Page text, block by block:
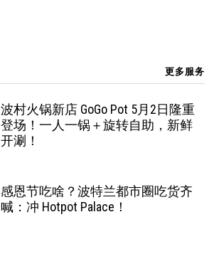
更多服务
波村火锅新店 GoGo Pot 5月2日隆重
登场！一人一锅＋旋转自助，新鲜
开涮！
感恩节吃啥？波特兰都市圈吃货齐
喊：冲 Hotpot Palace！